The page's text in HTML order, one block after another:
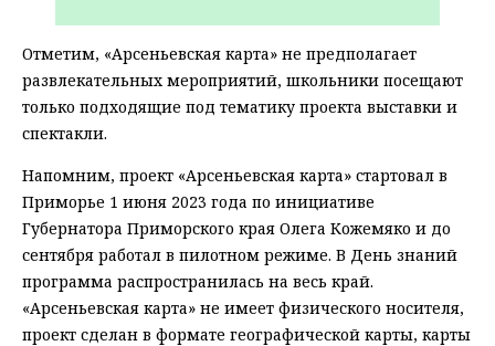
Отметим, «Арсеньевская карта» не предполагает
развлекательных мероприятий, школьники посещают
только подходящие под тематику проекта выставки и
спектакли.
Напомним, проект «Арсеньевская карта» стартовал в
Приморье 1 июня 2023 года по инициативе
Губернатора Приморского края Олега Кожемяко и до
сентября работал в пилотном режиме. В День знаний
программа распространилась на весь край.
«Арсеньевская карта» не имеет физического носителя,
проект сделан в формате географической карты, карты